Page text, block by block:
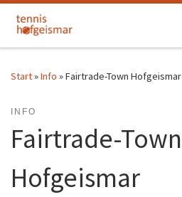
Zum Inhalt springen
Start»Info »Fairtrade-Town Hofgeismar
INFO
Fairtrade-Town
Hofgeismar